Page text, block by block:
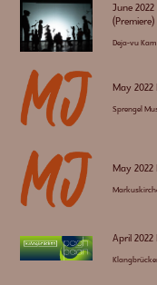
June
(Premiere)
Deja-vu
May 2022
Sprengel
May 2022
April 2022